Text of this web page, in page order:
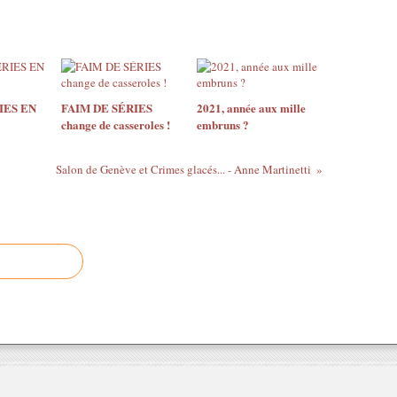
EN
FAIM DE SÉRIES
change de casseroles !
2021, année aux mille
embruns ?
Salon de Genève et Crimes glacés... - Anne Martinetti